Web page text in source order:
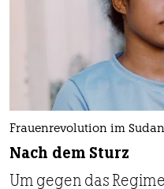
Frauenrevolution im Sudan
Nach dem Sturz
Um gegen das